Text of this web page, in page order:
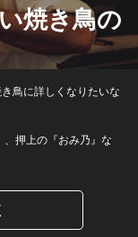
焼き鳥の
鳥に詳しくなりたいな
押上の『おみ乃』な